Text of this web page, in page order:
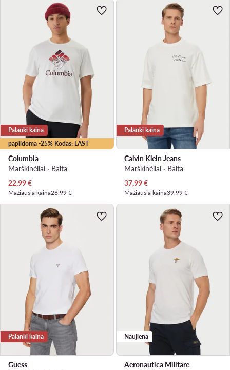
papildoma -25% Kodas: LAST
Palanki kaina
Columbia
Marškinėliai · Balta
Dabartinė kaina
22,99€
Mažiausia kaina26,99 €
Palanki kaina
Calvin Klein Jeans
Marškinėliai · Balta
Dabartinė kaina
37,99€
Mažiausia kaina39,99 €
Palanki kaina
Guess
Naujiena
Aeronautica Militare